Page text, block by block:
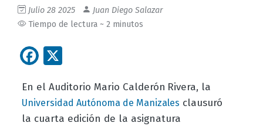
Julio 28 2025
Juan Diego Salazar
Tiempo de lectura ~ 2 minutos
Facebook
En el Auditorio Mario Calderón Rivera, la
Universidad Autónoma de Manizales clausuró
la cuarta edición de la asignatura